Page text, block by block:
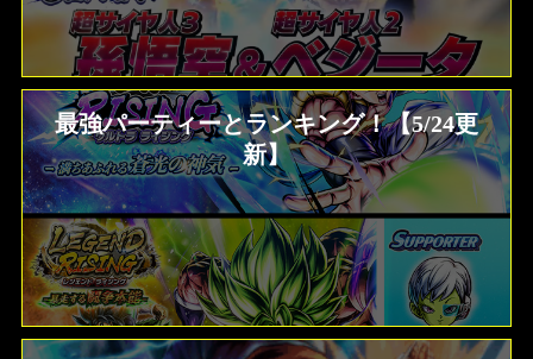
最強パーティーとランキング！【5/24更
新】